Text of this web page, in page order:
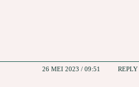
26 MEI 2023 / 09:51 REPLY